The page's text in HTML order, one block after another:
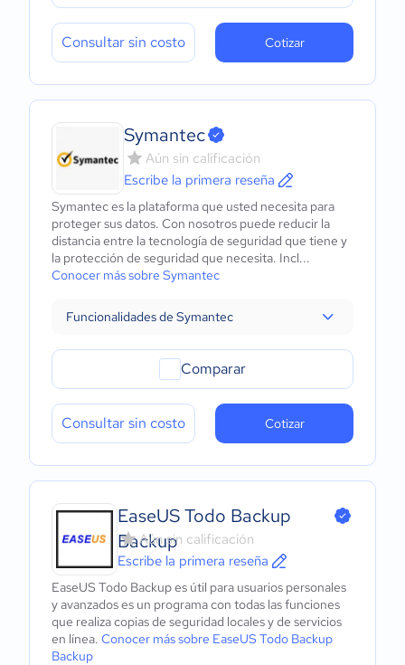
Consultar sin costo Cotizar
Symantec
Aún sin calificación
Escribe la primera reseña
Symantec es la plataforma que usted necesita para
proteger sus datos. Con nosotros puede reducir la
distancia entre la tecnología de seguridad que tiene y
la protección de seguridad que necesita. Incl...
Conocer más sobre Symantec
Funcionalidades de Symantec
Comparar
Consultar sin costo Cotizar
EaseUS Todo Backup
Backup
Aún sin calificación
Escribe la primera reseña
EaseUS Todo Backup es útil para usuarios personales
y avanzados es un programa con todas las funciones
que realiza copias de seguridad locales y de servicios
en línea. Conocer más sobre EaseUS Todo Backup
Backup